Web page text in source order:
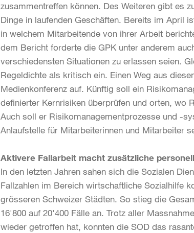
zusammentreffen können. Des Weiteren gibt es
Dinge in laufenden Geschäften. Bereits im April
in welchem Mitarbeitende von ihrer Arbeit
dem Bericht forderte die GPK unter anderem
verschiedensten Situationen zu erlassen seien.
Regeldichte als kritisch ein. Einen Weg aus
Medienkonferenz auf. Künftig soll ein
definierter Kernrisiken überprüfen und orten, wo
Auch soll er Risikomanagementprozesse und -
Anlaufstelle für Mitarbeiterinnen und Mitarbeiter
Aktivere Fallarbeit macht zusätzliche
In den letzten Jahren sahen sich die Sozialen
Fallzahlen im Bereich wirtschaftliche Sozialhilfe
grösseren Schweizer Städten. So stieg die
16'800 auf 20'400 Fälle an. Trotz aller
wieder getroffen hat, konnten die SOD das